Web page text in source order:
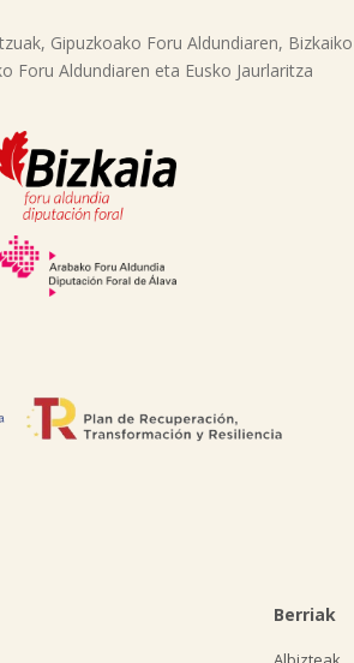
Gipuzkoako Foru Aldundiaren, Bizkaiko
Foru Aldundiaren eta Eusko Jaurlaritza
Berriak